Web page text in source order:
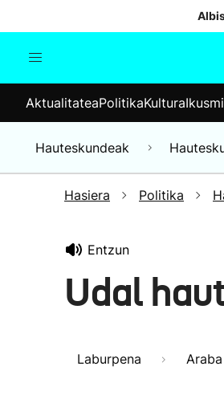
Munduko albisteak
AktualitateaPolitikaKultura
Hauteskundeak
Hasiera Politika
Entzun
Udal
Laburpena Araba